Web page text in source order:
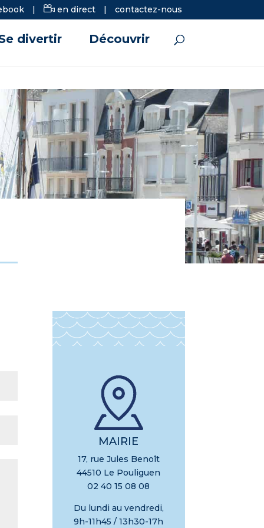
| en direct | contactez-nous
divertir Découvrir
MAIRIE
17, rue Jules Benoît
44510 Le Pouliguen
02 40 15 08 08
Du lundi au vendredi,
9h-11h45 / 13h30-17h